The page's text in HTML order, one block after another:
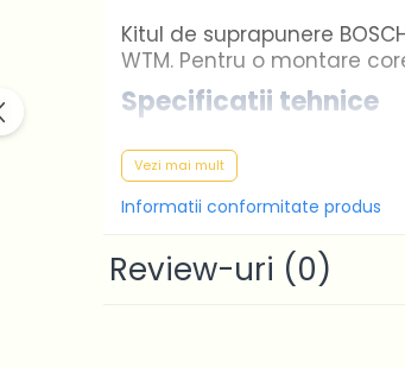
Ingrijire personala
Produse pentru copii
Scaune auto copii
Cuburi si caramizi
Kitul de suprapunere
WTM. Pentru o montare
Specificatii tehnice
Cod produs: WTZ20410 /
Inaltime: 30 mm
Adancime: 563 mm
Vezi mai mult
Informatii conformitate produs
Review-uri (0)